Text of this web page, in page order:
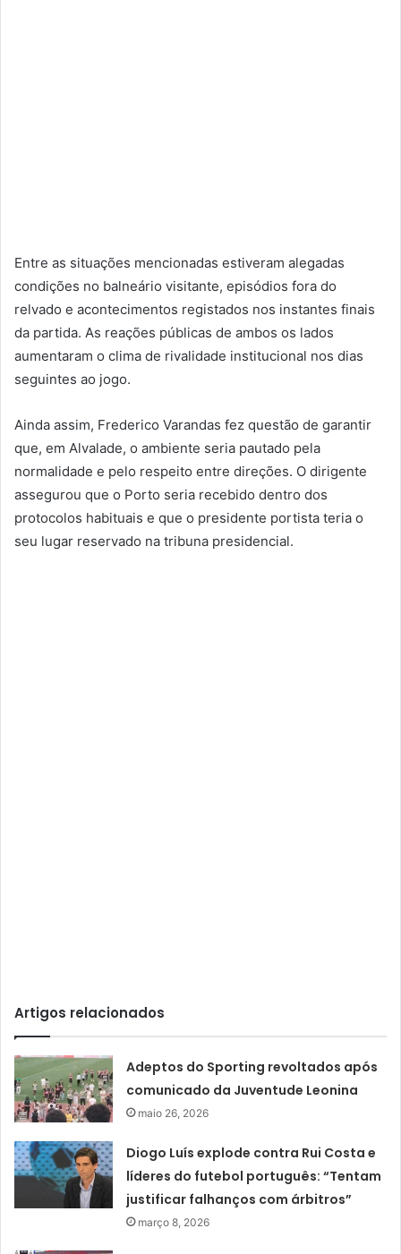
Entre as situações mencionadas estiveram alegadas
condições no balneário visitante, episódios fora do
relvado e acontecimentos registados nos instantes finais
da partida. As reações públicas de ambos os lados
aumentaram o clima de rivalidade institucional nos dias
seguintes ao jogo.
Ainda assim, Frederico Varandas fez questão de garantir
que, em Alvalade, o ambiente seria pautado pela
normalidade e pelo respeito entre direções. O dirigente
assegurou que o Porto seria recebido dentro dos
protocolos habituais e que o presidente portista teria o
seu lugar reservado na tribuna presidencial.
Artigos relacionados
Adeptos do Sporting revoltados após
comunicado da Juventude Leonina
maio 26, 2026
Diogo Luís explode contra Rui Costa e
líderes do futebol português: “Tentam
justificar falhanços com árbitros”
março 8, 2026